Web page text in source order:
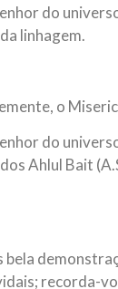
do
linhagem.
o
do
Ahlul Bait
bela
recorda-